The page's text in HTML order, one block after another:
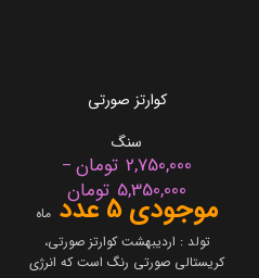
کوارتز صورتی
سنگ
2,750,000 تومان –
5,350,000 تومان موجودی 5 عدد
ماه
تولد : اردیبهشت کوارتز صورتی،
کریستالی صورتی رنگ است که انرژی